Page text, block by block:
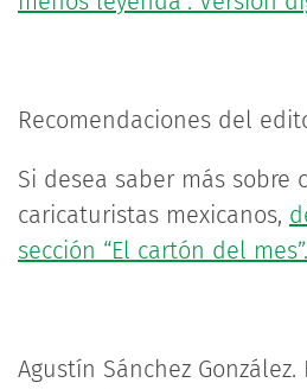
Recomendaciones del
Si desea saber más sobre
caricaturistas mexicanos,
sección “El cartón del mes”.
Agustín Sánchez